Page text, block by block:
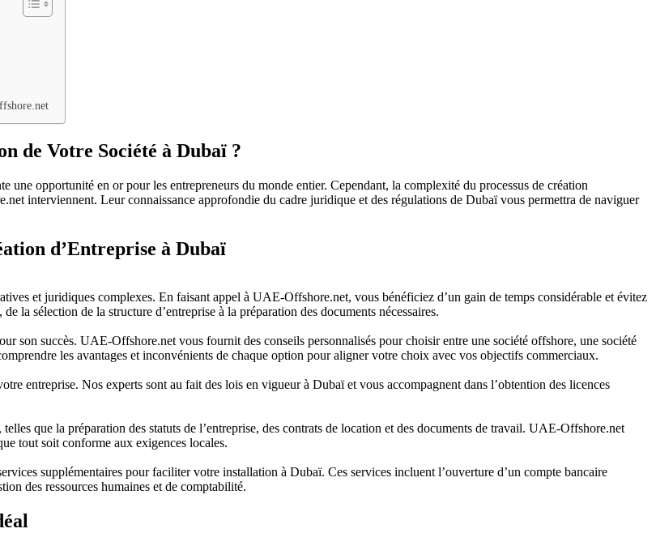
de Votre Société à Dubaï ?
opportunité en or pour les entrepreneurs du monde entier. Cependant, la complexité du processus de création
interviennent. Leur connaissance approfondie du cadre juridique et des régulations de Dubaï vous permettra de naviguer
d’Entreprise à Dubaï
et juridiques complexes. En faisant appel à UAE-Offshore.net, vous bénéficiez d’un gain de temps considérable et évitez
la sélection de la structure d’entreprise à la préparation des documents nécessaires.
son succès. UAE-Offshore.net vous fournit des conseils personnalisés pour choisir entre une société offshore, une société
les avantages et inconvénients de chaque option pour aligner votre choix avec vos objectifs commerciaux.
entreprise. Nos experts sont au fait des lois en vigueur à Dubaï et vous accompagnent dans l’obtention des licences
que la préparation des statuts de l’entreprise, des contrats de location et des documents de travail. UAE-Offshore.net
tout soit conforme aux exigences locales.
supplémentaires pour faciliter votre installation à Dubaï. Ces services incluent l’ouverture d’un compte bancaire
des ressources humaines et de comptabilité.